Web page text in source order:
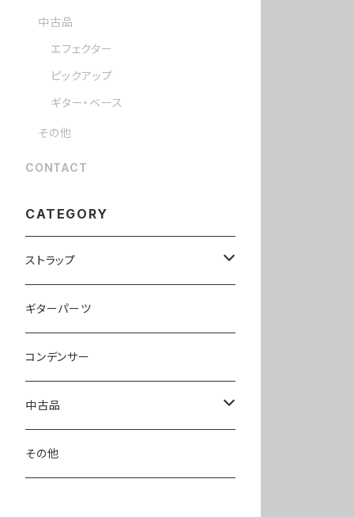
中古品
エフェクター
ピックアップ
ギター・ベース
その他
CONTACT
CATEGORY
ストラップ
llama40
pony40
hobbit40
ギターパーツ
コンデンサー
中古品
エフェクター
その他